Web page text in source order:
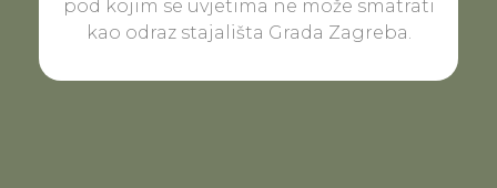
pod kojim se uvjetima ne može smatrati
kao odraz stajališta Grada Zagreba.